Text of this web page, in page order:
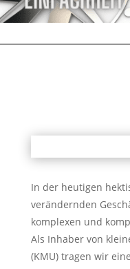
In der heutigen
verändernden
komplexen und
Als Inhaber von
(KMU) tragen wir